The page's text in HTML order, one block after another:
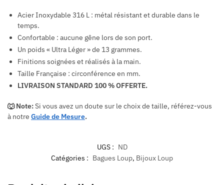
Acier Inoxydable 316 L : métal résistant et durable dans le
temps.
Confortable : aucune gêne lors de son port.
Un poids « Ultra Léger » de 13 grammes.
Finitions soignées et réalisés à la main.
Taille Française : circonférence en mm.
LIVRAISON STANDARD 100 % OFFERTE.
🐺 Note:Si vous avez un doute sur le choix de taille, référez-vous
à notre Guide de Mesure.
UGS : ND
Catégories : Bagues Loup, Bijoux Loup